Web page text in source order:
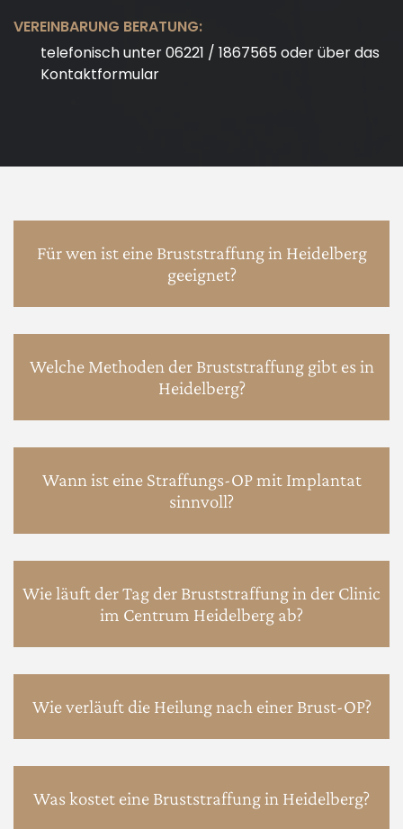
VEREINBARUNG BERATUNG:
telefonisch unter 06221 / 1867565 oder über das
Kontaktformular
Für wen ist eine Bruststraffung in Heidelberg
geeignet?
Welche Methoden der Bruststraffung gibt es in
Heidelberg?
Wann ist eine Straffungs-OP mit Implantat
sinnvoll?
Wie läuft der Tag der Bruststraffung in der Clinic
im Centrum Heidelberg ab?
Wie verläuft die Heilung nach einer Brust-OP?
Was kostet eine Bruststraffung in Heidelberg?